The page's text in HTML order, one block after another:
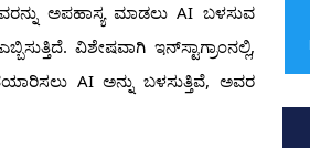
ಅಪಹಾಸ್ಯ ಮಾಡಲು AI ಬಳಸುವ
ವಿಶೇಷವಾಗಿ ಇನ್‌ಸ್ಟಾಗ್ರಾಂನಲ್ಲಿ,
AI ಅನ್ನು ಬಳಸುತ್ತಿವೆ, ಅವರ